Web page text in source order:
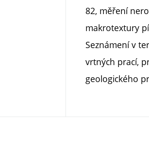
82, měření
makrotextury
Seznámení v
vrtných prací,
geologického